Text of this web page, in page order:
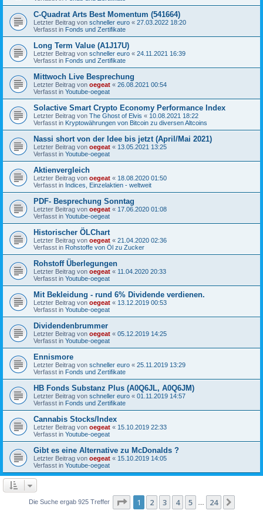
C-Quadrat Arts Best Momentum (541664)
Letzter Beitrag von schneller euro « 27.03.2022 18:20
Verfasst in Fonds und Zertifikate
Long Term Value (A1J17U)
Letzter Beitrag von schneller euro « 24.11.2021 16:39
Verfasst in Fonds und Zertifikate
Mittwoch Live Besprechung
Letzter Beitrag von oegeat « 26.08.2021 00:54
Verfasst in Youtube-oegeat
Solactive Smart Crypto Economy Performance Index
Letzter Beitrag von The Ghost of Elvis « 10.08.2021 18:22
Verfasst in Kryptowährungen von Bitcoin zu diversen Altcoins
Nassi short von der Idee bis jetzt (April/Mai 2021)
Letzter Beitrag von oegeat « 13.05.2021 13:25
Verfasst in Youtube-oegeat
Aktienvergleich
Letzter Beitrag von oegeat « 18.08.2020 01:50
Verfasst in Indices, Einzelaktien - weltweit
PDF- Besprechung Sonntag
Letzter Beitrag von oegeat « 17.06.2020 01:08
Verfasst in Youtube-oegeat
Historischer ÖLChart
Letzter Beitrag von oegeat « 21.04.2020 02:36
Verfasst in Rohstoffe von Öl zu Zucker
Rohstoff Überlegungen
Letzter Beitrag von oegeat « 11.04.2020 20:33
Verfasst in Youtube-oegeat
Mit Bekleidung - rund 6% Dividende verdienen.
Letzter Beitrag von oegeat « 13.12.2019 00:53
Verfasst in Youtube-oegeat
Dividendenbrummer
Letzter Beitrag von oegeat « 05.12.2019 14:25
Verfasst in Youtube-oegeat
Ennismore
Letzter Beitrag von schneller euro « 25.11.2019 13:29
Verfasst in Fonds und Zertifikate
HB Fonds Substanz Plus (A0Q6JL, A0Q6JM)
Letzter Beitrag von schneller euro « 01.11.2019 14:57
Verfasst in Fonds und Zertifikate
Cannabis Stocks/Index
Letzter Beitrag von oegeat « 15.10.2019 22:33
Verfasst in Youtube-oegeat
Gibt es eine Alternative zu McDonalds ?
Letzter Beitrag von oegeat « 15.10.2019 14:05
Verfasst in Youtube-oegeat
Die Suche ergab 925 Treffer Seite 1von 24
1 2 3 4 5 24